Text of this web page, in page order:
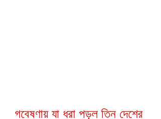
গবেষণায় যা ধরা পড়ল তিন দেশের